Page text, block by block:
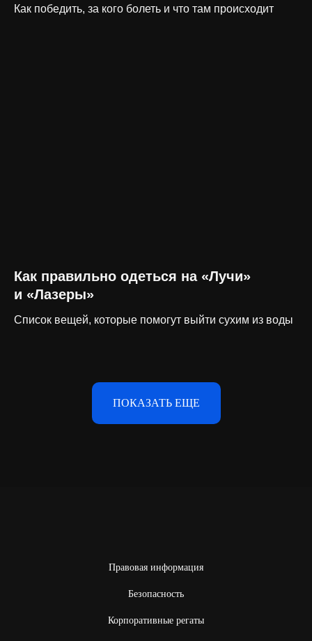
Как победить, за кого болеть и что там происходит
Как правильно одеться на «Лучи»
и «Лазеры»
Список вещей, которые помогут выйти сухим из воды
ПОКАЗАТЬ ЕЩЕ
Правовая информация
Безопасность
Корпоративные регаты